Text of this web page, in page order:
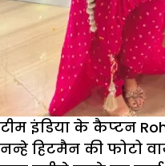
टीम इंडिया के कैप्‍टन
नन्‍हे हिटमैन की फोटो